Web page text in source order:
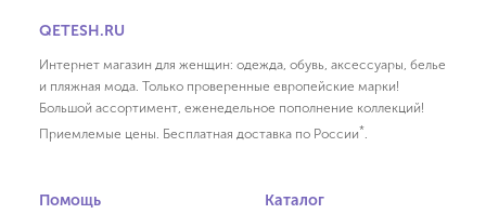
QETESH.RU
Интернет магазин для женщин: одежда, обувь, аксессуары, белье
и пляжная мода. Только проверенные европейские марки!
Большой ассортимент, еженедельное пополнение коллекций!
Приемлемые цены. Бесплатная доставка по России*.
Помощь Каталог